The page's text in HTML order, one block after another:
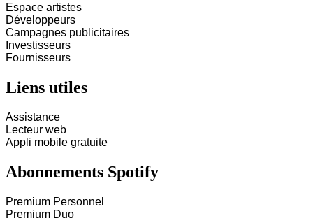
Espace artistes
Développeurs
Campagnes publicitaires
Investisseurs
Fournisseurs
Liens utiles
Assistance
Lecteur web
Appli mobile gratuite
Abonnements Spotify
Premium Personnel
Premium Duo